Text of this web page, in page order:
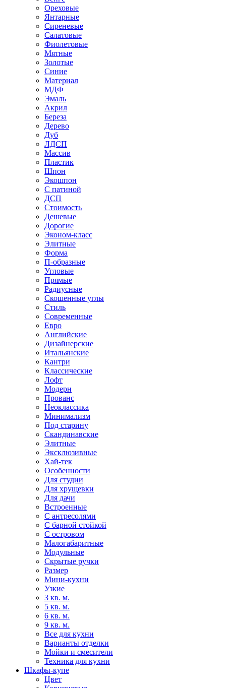
Ореховые
Янтарные
Сиреневые
Салатовые
Фиолетовые
Мятные
Золотые
Синие
Материал
МДФ
Эмаль
Акрил
Береза
Дерево
Дуб
ЛДСП
Массив
Пластик
Шпон
Экошпон
С патиной
ДСП
Стоимость
Дешевые
Дорогие
Эконом-класс
Элитные
Форма
П-образные
Угловые
Прямые
Радиусные
Скошенные углы
Стиль
Современные
Евро
Английские
Дизайнерские
Итальянские
Кантри
Классические
Лофт
Модерн
Прованс
Неоклассика
Минимализм
Под старину
Скандинавские
Элитные
Эксклюзивные
Хай-тек
Особенности
Для студии
Для хрущевки
Для дачи
Встроенные
С антресолями
С барной стойкой
С островом
Малогабаритные
Модульные
Скрытые ручки
Размер
Мини-кухни
Узкие
3 кв. м.
5 кв. м.
6 кв. м.
9 кв. м.
Все для кухни
Варианты отделки
Мойки и смесители
Техника для кухни
Шкафы-купе
Цвет